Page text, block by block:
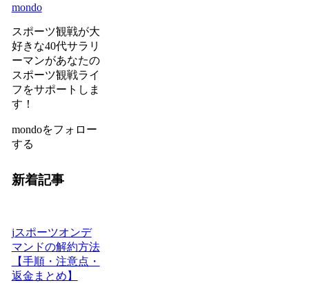
mondo
スポーツ観戦が大
好きな40代サラリ
ーマンがあなたの
スポーツ観戦ライ
フをサポートしま
す！
mondoをフォロー
する
新着記事
jスポーツオンデ
マンドの解約方法
【手順・注意点・
返金まとめ】